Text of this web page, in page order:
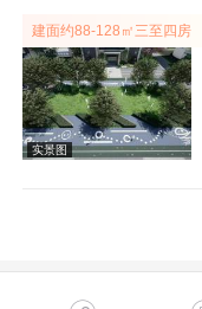
建面约88-128㎡三至四房